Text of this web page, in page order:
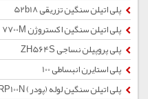
پلی اتیلن سنگین تزریقی 52b18
پلی اتیلن سنگین اکستروژن 7700M
پلی پروپیلن نساجی ZH564S
پلی استایرن انبساطی 100
پلی اتیلن سنگین لوله (پودر) CRP100N